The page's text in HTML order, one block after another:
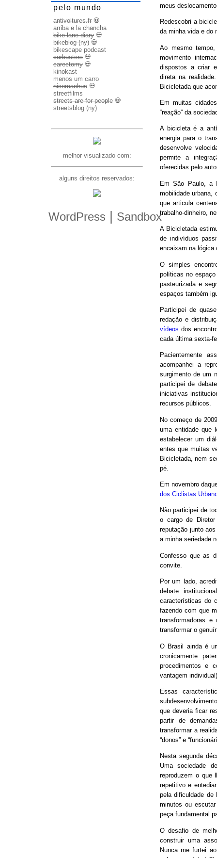
meus
Redescobri a
da minha vida e do
Ao mesmo
movimento
dispostos a criar
direta na
Bicicletada que
Em muitas
“reação” da
A bicicleta é a
energia para o
desenvolve
permite a
oferecidas pelo
Em São Paulo, a
mobilidade urbana,
que articula
trabalho-dinheiro,
A Bicicletada
de indivíduos
encaixam na lógica
O simples
políticas no
pasteurizada e
espaços também
Participei de
redação e
vídeos dos
cada última sexta-
Pacientemente
acompanhei a
surgimento de um
participei de
iniciativas
recursos públicos.
No começo de
uma entidade que
estabelecer um
entes que muitas
Bicicletada, nem
pé.
Em novembro
dos Ciclistas
Não participei de
o cargo de
reputação junto
a minha seriedade
Confesso que as
convite.
Por um lado,
debate
características do
fazendo com que
transformadoras
transformar o
O Brasil ainda é
cronicamente
procedimentos e
vantagem
Essas
que deveria ficar
partir de
transformar a
“donos” e
Nesta segunda
Uma sociedade
reproduzem o que
repetitivo e
pela dificuldade
minutos ou
peça fundamental
O desafio de
construir uma
Nunca me furtei
pelo mundo
antivoitures.fr 💀
arriba e la chancha
bike lane diary 💀
bikeblog (ny) 💀
bikescape podcast
carbusters 💀
carectomy 💀
kinokast
menos um carro
nicomachus 💀
streetfilms
streets are for people 💀
streetsblog (ny)
melhor visualizado com:
alguns direitos reservados:
WordPress Sandbox